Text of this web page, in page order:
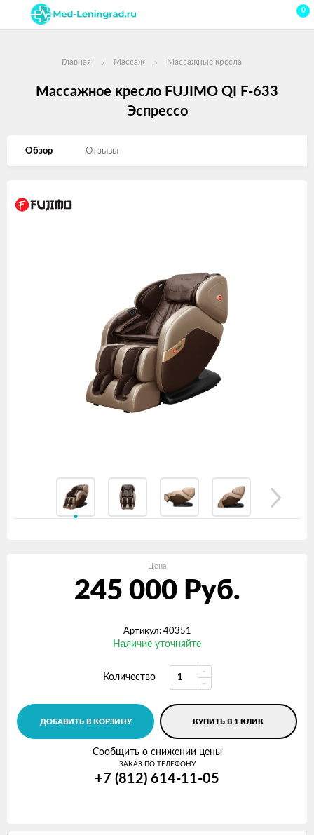
0
Главная Массаж Массажные кресла
Массажное кресло FUJIMO QI F-633
Эспрессо
Обзор Отзывы
Цена
245 000 Руб.
Артикул: 40351
Наличие уточняйте
Количество
ДОБАВИТЬ В КОРЗИНУ КУПИТЬ В 1 КЛИК
Сообщить о снижении цены
ЗАКАЗ ПО ТЕЛЕФОНУ
+7 (812) 614-11-05